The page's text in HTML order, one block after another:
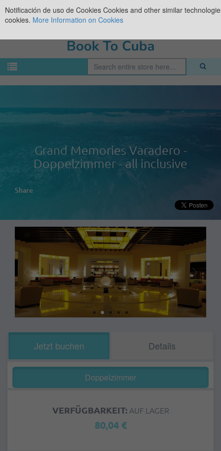
Grand Memories Varadero -
Doppelzimmer - all inclusive
Share
Jetzt buchen Details
Doppelzimmer
VERFÜGBARKEIT:AUF LAGER
80,04 €
Notificación de uso de Cookies Cookies and other similar
cookies. More Information on Cookies